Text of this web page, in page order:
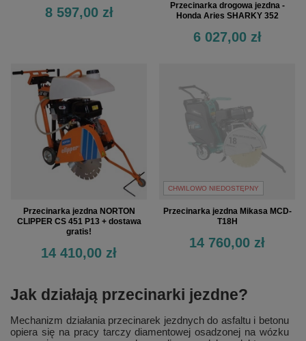
8 597,00 zł
Przecinarka drogowa jezdna -
Honda Aries SHARKY 352
6 027,00 zł
Przecinarka jezdna NORTON
CLIPPER CS 451 P13 + dostawa
gratis!
14 410,00 zł
CHWILOWO NIEDOSTĘPNY
Przecinarka jezdna Mikasa MCD-
T18H
14 760,00 zł
Jak działają przecinarki jezdne?
Mechanizm działania przecinarek jezdnych do asfaltu i betonu
opiera się na pracy tarczy diamentowej osadzonej na wózku